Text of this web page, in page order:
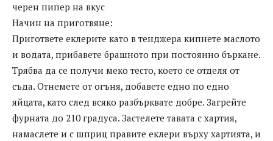
черен пипер на вкус
Начин на приготвянe:
Пригответе еклерите като в тенджера кипнете маслото
и водата, прибавете брашното при постоянно бъркане.
Трябва да се получи меко тесто, което се отделя от
съда. Отнемете от огъня, добавете едно по едно
яйцата, като след всяко разбърквате добре. Загрейте
фурната до 210 градуса. Застелете тавата с хартия,
намаслете и с шприц правите еклери върху хартията, и